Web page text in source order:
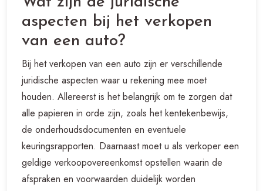
aspecten bij het verkopen
van een auto?
Bij het verkopen van een auto zijn er verschillende
juridische aspecten waar u rekening mee moet
houden. Allereerst is het belangrijk om te zorgen dat
alle papieren in orde zijn, zoals het kentekenbewijs,
de onderhoudsdocumenten en eventuele
keuringsrapporten. Daarnaast moet u als verkoper een
geldige verkoopovereenkomst opstellen waarin de
afspraken en voorwaarden duidelijk worden